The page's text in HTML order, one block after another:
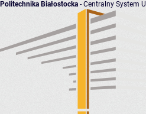
Politechnika Białostocka - Centralny System